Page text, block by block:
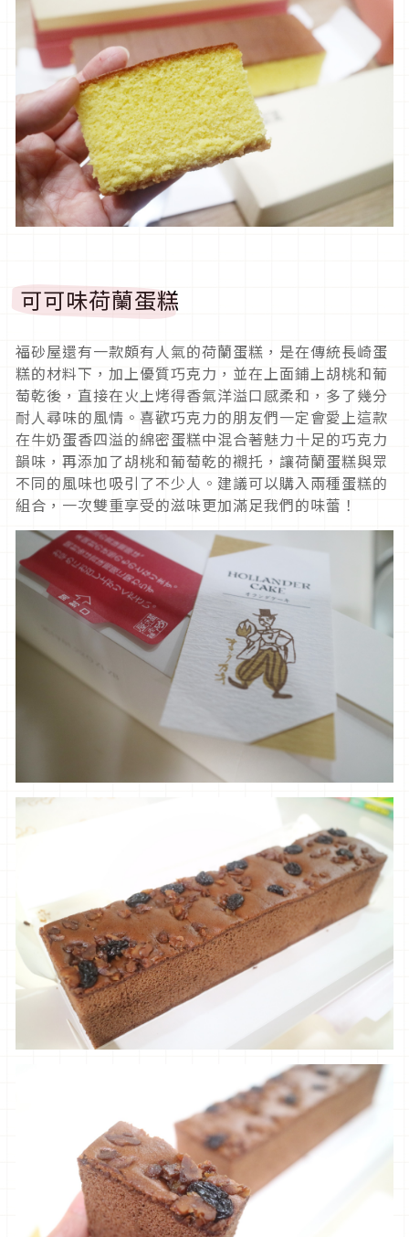
可可味荷蘭蛋糕
福砂屋還有一款頗有人氣的荷蘭蛋糕，是在傳統長崎蛋
糕的材料下，加上優質巧克力，並在上面鋪上胡桃和葡
萄乾後，直接在火上烤得香氣洋溢口感柔和，多了幾分
耐人尋味的風情。喜歡巧克力的朋友們一定會愛上這款
在牛奶蛋香四溢的綿密蛋糕中混合著魅力十足的巧克力
韻味，再添加了胡桃和葡萄乾的襯托，讓荷蘭蛋糕與眾
不同的風味也吸引了不少人。建議可以購入兩種蛋糕的
組合，一次雙重享受的滋味更加滿足我們的味蕾！